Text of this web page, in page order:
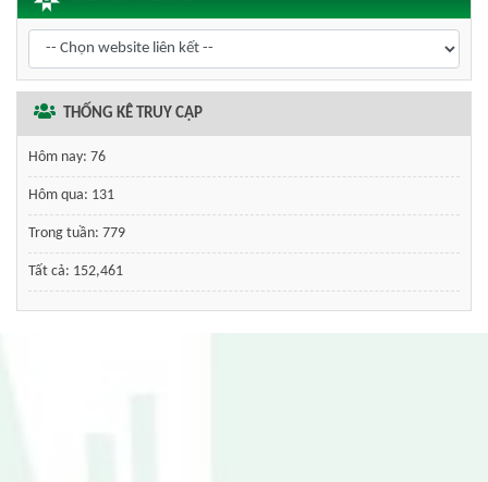
THỐNG KÊ TRUY CẬP
Hôm nay: 76
Hôm qua: 131
Trong tuần: 779
Tất cả: 152,461